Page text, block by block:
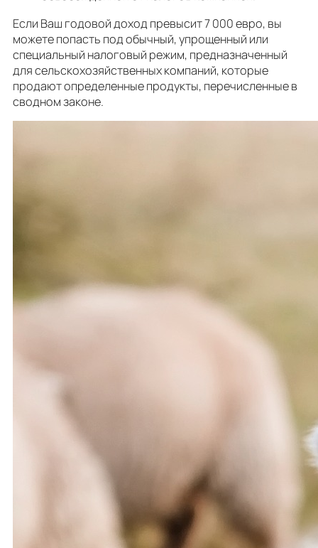
Если Ваш годовой доход превысит 7 000 евро, вы
можете попасть под обычный, упрощенный или
специальный налоговый режим, предназначенный
для сельскохозяйственных компаний, которые
продают определенные продукты, перечисленные в
сводном законе.